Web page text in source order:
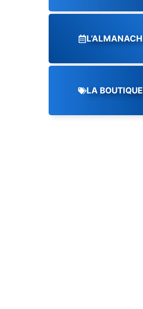
L’ALMANACH
LA BOUTIQUE